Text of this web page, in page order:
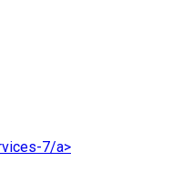
7/a>